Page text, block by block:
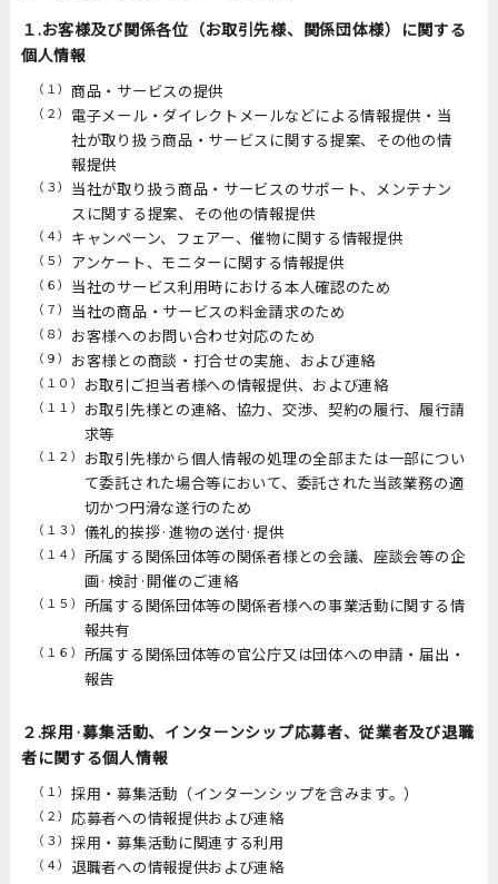
１.お客様及び関係各位（お取引先様、関係団体様）に関する
個人情報
（１）商品・サービスの提供
（２） 電子メール・ダイレクトメールなどによる情報提供・当
社が取り扱う商品・サービスに関する提案、その他の情
報提供
（３） 当社が取り扱う商品・サービスのサポート、メンテナン
スに関する提案、その他の情報提供
（４） キャンペーン、フェアー、催物に関する情報提供
（５） アンケート、モニターに関する情報提供
（６） 当社のサービス利用時における本人確認のため
（７） 当社の商品・サービスの料金請求のため
（８） お客様へのお問い合わせ対応のため
（９） お客様との商談・打合せの実施、および連絡
（１０） お取引ご担当者様への情報提供、および連絡
（１１） お取引先様との連絡、協力、交渉、契約の履行、履行請
求等
（１２） お取引先様から個人情報の処理の全部または一部につい
て委託された場合等において、委託された当該業務の適
切かつ円滑な遂行のため
（１３） 儀礼的挨拶·進物の送付·提供
（１４） 所属する関係団体等の関係者様との会議、座談会等の企
画·検討·開催のご連絡
（１５） 所属する関係団体等の関係者様への事業活動に関する情
報共有
（１６） 所属する関係団体等の官公庁又は団体への申請・届出・
報告
２.採用·募集活動、インターンシップ応募者、従業者及び退職
者に関する個人情報
（１）採用・募集活動（インターンシップを含みます。）
（２） 応募者への情報提供および連絡
（３）採用・募集活動に関連する利用
（４） 退職者への情報提供および連絡